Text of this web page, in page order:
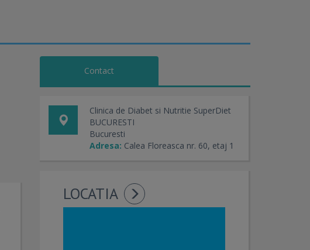
Contact
Clinica de Diabet si Nutritie SuperDiet
BUCURESTI
Bucuresti
Adresa: Calea Floreasca nr. 60, etaj 1
LOCATIA